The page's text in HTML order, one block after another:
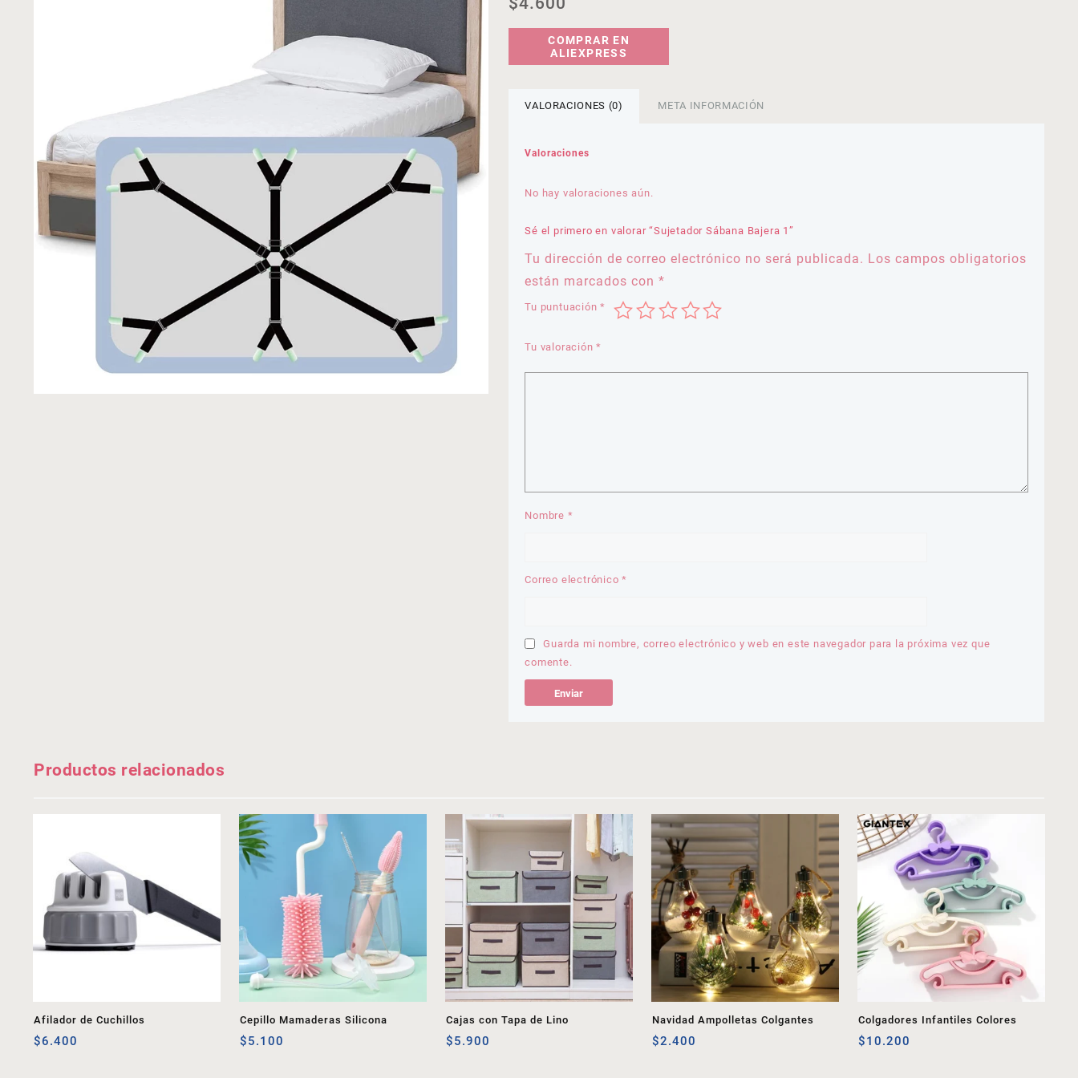
COMPRAR EN
ALIEXPRESS
VALORACIONES (0) META INFORMACIÓN
Valoraciones
No hay valoraciones aún.
Sé el primero en valorar “Sujetador Sábana Bajera 1”
Tu dirección de correo electrónico no será publicada. Los campos obligatorios
están marcados con*
Tu puntuación*
Tu valoración*
Nombre *
Correo electrónico*
Guarda mi nombre, correo electrónico y web en este navegador para la próxima vez que
comente.
Productos relacionados
Afilador de Cuchillos
$6.400
Cepillo Mamaderas Silicona
$5.100
Cajas con Tapa de Lino
$5.900
Navidad Ampolletas Colgantes
$2.400
Colgadores Infantiles Colores
$10.200